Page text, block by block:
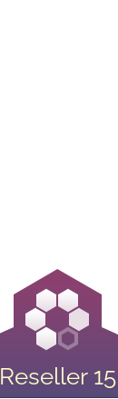
Reseller 15